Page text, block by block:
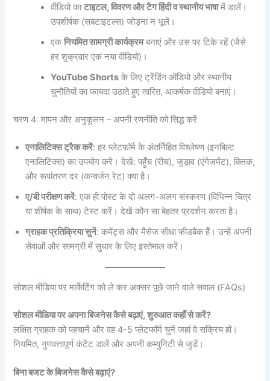
वीडियो काटाइटल, विवरण और टैग हिंदी व स्थानीय भाषामें डालें।
उपशीर्षक (सबटाइटल्स) जोड़ना न भूलें।
एकनियमित सामग्री कार्यक्रमबनाएं और उस पर टिके रहें (जैसे
हर शुक्रवार एक नया वीडियो)।
YouTube Shorts के लिए ट्रेंडिंग ऑडियो और स्थानीय
चुनौतियों का फायदा उठाते हुए त्वरित, आकर्षक वीडियो बनाएं।
चरण 4: मापन और अनुकूलन – अपनी रणनीति को सिद्ध करें
एनालिटिक्स ट्रैक करें: हर प्लेटफॉर्म के अंतर्निहित विश्लेषण (इनबिल्ट
एनालिटिक्स) का उपयोग करें। देखें: पहुँच (रीच), जुड़ाव (एंगेजमेंट), क्लिक,
और रूपांतरण दर (कन्वर्जन रेट) क्या है।
ए/बी परीक्षण करें: एक ही पोस्ट के दो अलग-अलग संस्करण (विभिन्न चित्र
या शीर्षक के साथ) टेस्ट करें। देखें कौन सा बेहतर प्रदर्शन करता है।
ग्राहक प्रतिक्रिया सुनें: कमेंट्स और मैसेज सीधा फीडबैक हैं। उन्हें अपनी
सेवाओं और सामग्री में सुधार के लिए इस्तेमाल करें।
सोशल मीडिया पर मार्केटिंग को ले कर अक्सर पूछे जाने वाले सवाल (FAQs)
सोशल मीडिया पर अपना बिजनेस कैसे बढ़ाएं, शुरुआत कहाँ से करें?
लक्षित ग्राहक को पहचानें और वह 4-5 प्लेटफॉर्म चुनें जहां वे सक्रिय हों।
नियमित, गुणवत्तापूर्ण कंटेंट डालें और अपनी कम्युनिटी से जुड़ें।
बिना बजट के बिजनेस कैसे बढ़ाएं?